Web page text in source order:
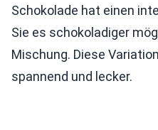
Schokolade hat einen
Sie es schokoladiger
Mischung. Diese
spannend und lecker.